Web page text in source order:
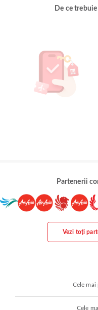
De ce
Partenerii
Vezi toți
Cele mai
Cele